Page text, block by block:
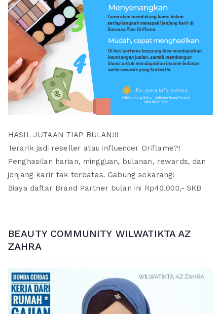
HASIL JUTAAN TIAP BULAN!!!
Terarik jadi reseller atau influencer Oriflame?!
Penghasilan harian, mingguan, bulanan, rewards, dan
jenjang karir tak terbatas. Gabung sekarang!
Biaya daftar Brand Partner bulan ini Rp40.000,- SKB
BEAUTY COMMUNITY WILWATIKTA AZ
ZAHRA